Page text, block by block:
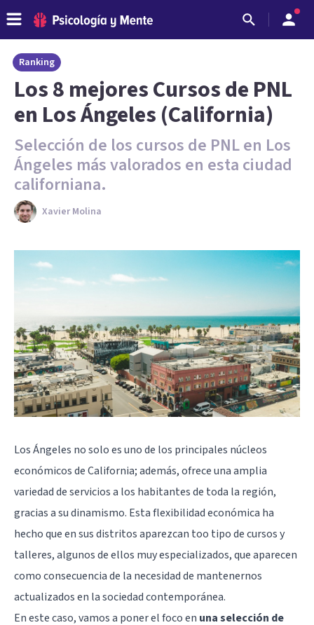
Ranking
Los 8 mejores Cursos de PNL
en Los Ángeles (California)
Selección de los cursos de PNL en Los
Ángeles más valorados en esta ciudad
californiana.
Xavier Molina
Los Ángeles no solo es uno de los principales núcleos
económicos de California; además, ofrece una amplia
variedad de servicios a los habitantes de toda la región,
gracias a su dinamismo. Esta flexibilidad económica ha
hecho que en sus distritos aparezcan too tipo de cursos y
talleres, algunos de ellos muy especializados, que aparecen
como consecuencia de la necesidad de mantenernos
actualizados en la sociedad contemporánea.
En este caso, vamos a poner el foco en una selección de